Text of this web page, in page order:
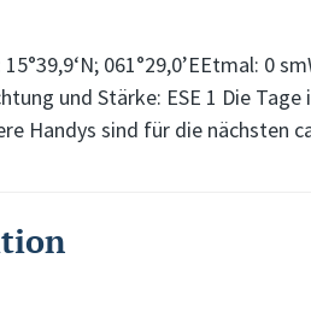
061°29,0’EEtmal: 0
und Stärke: ESE 1 Die
Handys sind für die nächsten